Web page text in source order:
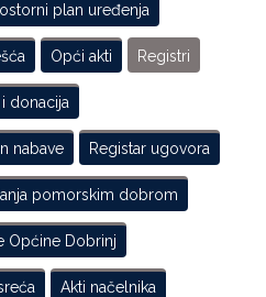
plan uređenja
Opći akti Registri
donacija
nabave Registar ugovora
pomorskim dobrom
Općine Dobrinj
Akti načelnika